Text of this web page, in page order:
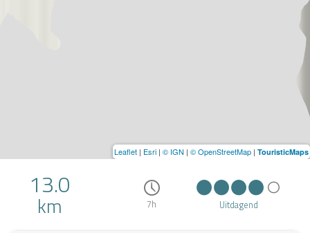
13.0
km 7h Uitdagend
Leaflet | Esri | © IGN | © OpenStreetMap | TouristicMaps